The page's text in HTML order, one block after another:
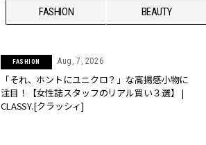
FASHION BEAUTY
FASHION Aug, 7, 2026
「それ、ホントにユニクロ？」な高揚感小物に
注目！【女性誌スタッフのリアル買い３選】 |
CLASSY.[クラッシィ]